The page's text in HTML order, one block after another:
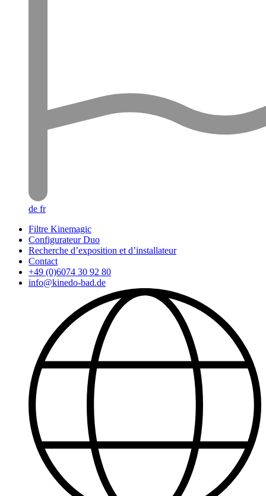
de fr
Filtre Kinemagic
Configurateur Duo
Recherche d’exposition et d’installateur
Contact
+49 (0)6074 30 92 80
info@kinedo-bad.de